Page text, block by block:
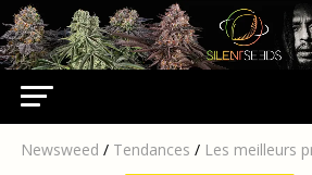
Newsweed / Tendances / Les meilleurs